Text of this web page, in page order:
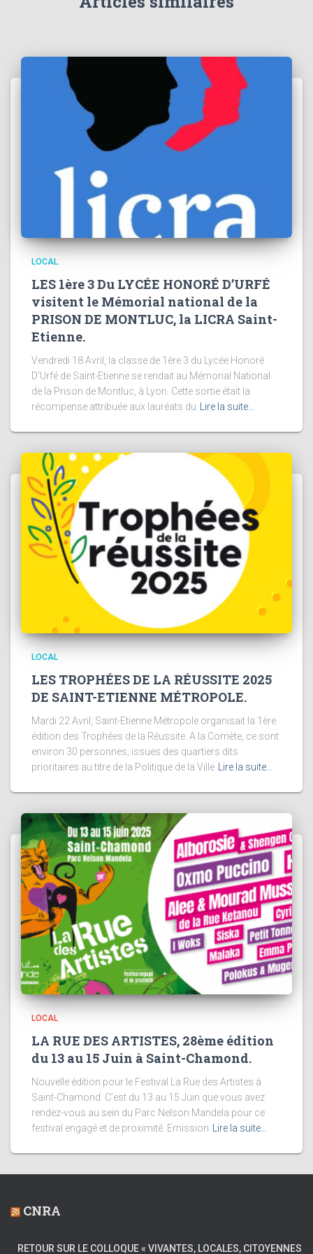
LOCAL
LES 1ère 3 Du LYCÉE HONORÉ D’URFÉ
visitent le Mémorial national de la
PRISON DE MONTLUC, la LICRA Saint-
Etienne.
Vendredi 18 Avril, la classe de 1ère 3 du Lycée Honoré
D’Urfé de Saint-Etienne se rendait au Mémorial National
de la Prison de Montluc, à Lyon. Cette sortie était la
récompense attribuée aux lauréats du
Lire la suite…
LOCAL
LES TROPHÉES DE LA RÉUSSITE 2025
DE SAINT-ETIENNE MÉTROPOLE.
Mardi 22 Avril, Saint-Etienne Métropole organisait la 1ère
édition des Trophées de la Réussite. A la Comète, ce sont
environ 30 personnes, issues des quartiers dits
prioritaires au titre de la Politique de la Ville Lire la suite…
LOCAL
LA RUE DES ARTISTES, 28ème édition
du 13 au 15 Juin à Saint-Chamond.
Nouvelle édition pour le Festival La Rue des Artistes à
Saint-Chamond. C’est du 13 au 15 Juin que vous avez
rendez-vous au sein du Parc Nelson Mandela pour ce
festival engagé et de proximité. Emission
Lire la suite…
CNRA
RETOUR SUR LE COLLOQUE « VIVANTES, LOCALES, CITOYENNES